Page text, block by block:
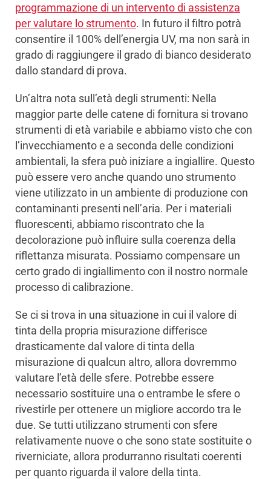
programmazione di un intervento di assistenza
per valutare lo strumento. In futuro il filtro potrà
consentire il 100% dell’energia UV, ma non sarà in
grado di raggiungere il grado di bianco desiderato
dallo standard di prova.
Un’altra nota sull’età degli strumenti: Nella
maggior parte delle catene di fornitura si trovano
strumenti di età variabile e abbiamo visto che con
l’invecchiamento e a seconda delle condizioni
ambientali, la sfera può iniziare a ingiallire. Questo
può essere vero anche quando uno strumento
viene utilizzato in un ambiente di produzione con
contaminanti presenti nell’aria. Per i materiali
fluorescenti, abbiamo riscontrato che la
decolorazione può influire sulla coerenza della
riflettanza misurata. Possiamo compensare un
certo grado di ingiallimento con il nostro normale
processo di calibrazione.
Se ci si trova in una situazione in cui il valore di
tinta della propria misurazione differisce
drasticamente dal valore di tinta della
misurazione di qualcun altro, allora dovremmo
valutare l’età delle sfere. Potrebbe essere
necessario sostituire una o entrambe le sfere o
rivestirle per ottenere un migliore accordo tra le
due. Se tutti utilizzano strumenti con sfere
relativamente nuove o che sono state sostituite o
riverniciate, allora produrranno risultati coerenti
per quanto riguarda il valore della tinta.